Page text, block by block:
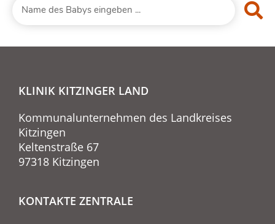
KLINIK KITZINGER LAND
Kommunalunternehmen des Landkreises
Kitzingen
Keltenstraße 67
97318 Kitzingen
KONTAKTE ZENTRALE